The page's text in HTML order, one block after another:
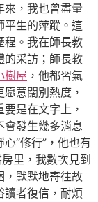
來，我也曾盡量
平生的萍蹤。這
程。我在師長教
的采訪；師長教
樹屋 ，他都習氣
意闊別熱度，
是在文字上，
會發生幾多消息
“修行”，他也有
里，我數次見到
，默默地寄往故
讀者復信，耐煩